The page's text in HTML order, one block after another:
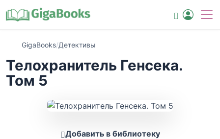
GigaBooks/Детективы
Телохранитель Генсека.
Том 5
Добавить в библиотеку